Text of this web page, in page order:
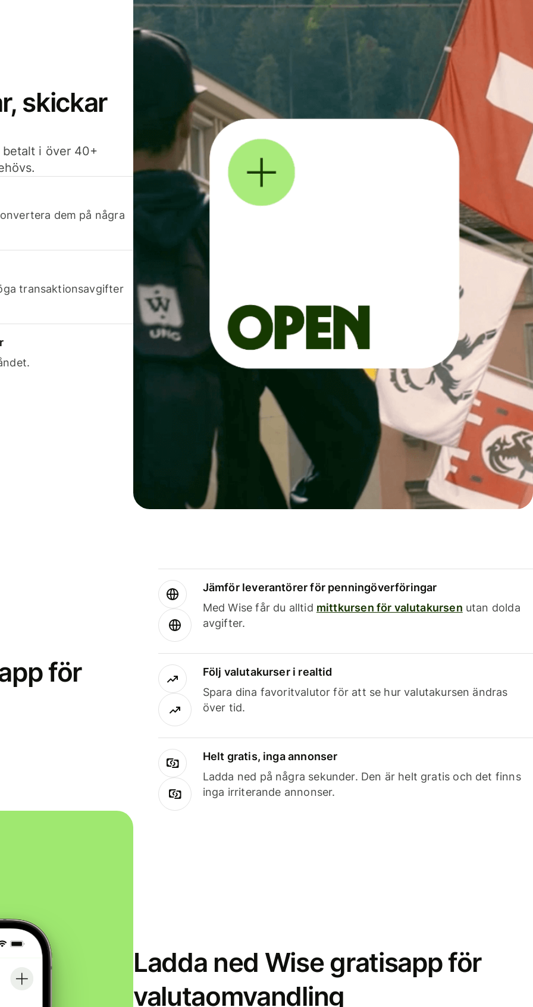
skickar
betalt i över 40+
dem på några
transaktionsavgifter
för
Jämför leverantörer för penningöverföringar
Med Wise får du alltid mittkursen för valutakursen utan dolda
avgifter.
Följ valutakurser i realtid
Spara dina favoritvalutor för att se hur valutakursen ändras
över tid.
Helt gratis, inga annonser
Ladda ned på några sekunder. Den är helt gratis och det finns
inga irriterande annonser.
Ladda ned Wise gratisapp för
valutaomvandling